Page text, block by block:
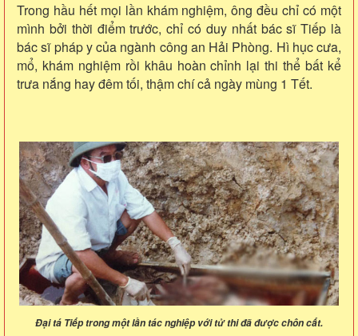
Trong hầu hết mọi lần khám nghiệm, ông đều chỉ có một
mình bởi thời điểm trước, chỉ có duy nhất bác sĩ Tiếp là
bác sĩ pháp y của ngành công an Hải Phòng. Hì hục cưa,
mổ, khám nghiệm rồi khâu hoàn chỉnh lại thi thể bất kể
trưa nắng hay đêm tối, thậm chí cả ngày mùng 1 Tết.
Đại tá Tiếp trong một lần tác nghiệp với tử thi đã được chôn cất.